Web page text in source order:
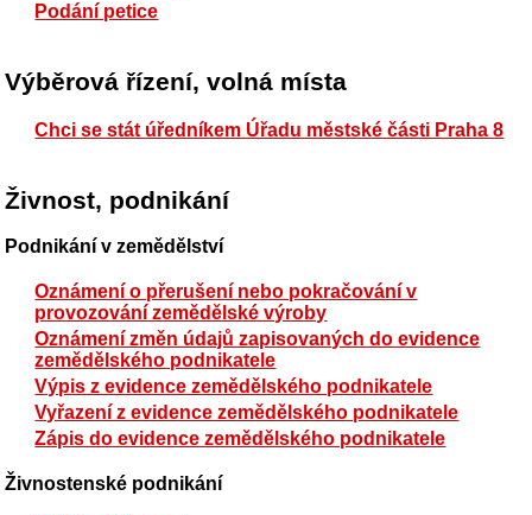
Podání petice
Výběrová řízení, volná místa
Chci se stát úředníkem Úřadu městské části Praha 8
Živnost, podnikání
Podnikání v zemědělství
Oznámení o přerušení nebo pokračování v
provozování zemědělské výroby
Oznámení změn údajů zapisovaných do evidence
zemědělského podnikatele
Výpis z evidence zemědělského podnikatele
Vyřazení z evidence zemědělského podnikatele
Zápis do evidence zemědělského podnikatele
Živnostenské podnikání